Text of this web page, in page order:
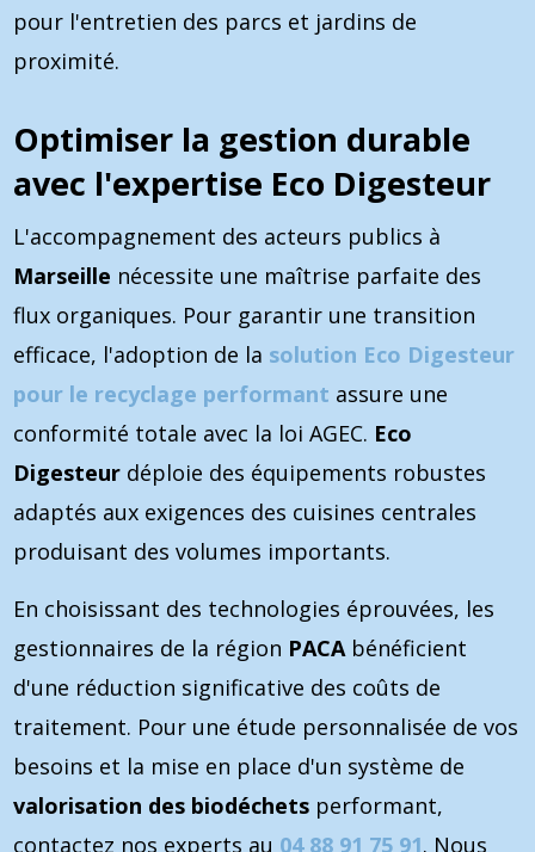
pour l'entretien des parcs et jardins de
proximité.
Optimiser la gestion durable
avec l'expertise Eco Digesteur
L'accompagnement des acteurs publics à
Marseille nécessite une maîtrise parfaite des
flux organiques. Pour garantir une transition
efficace, l'adoption de la solution Eco Digesteur
pour le recyclage performant assure une
conformité totale avec la loi AGEC. Eco
Digesteur déploie des équipements robustes
adaptés aux exigences des cuisines centrales
produisant des volumes importants.
En choisissant des technologies éprouvées, les
gestionnaires de la région PACAbénéficient
d'une réduction significative des coûts de
traitement. Pour une étude personnalisée de vos
besoins et la mise en place d'un système de
valorisation des biodéchets performant,
contactez nos experts au 04 88 91 75 91. Nous